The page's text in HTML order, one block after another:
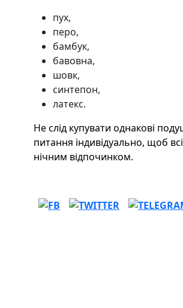
пух,
перо,
бамбук,
бавовна,
шовк,
синтепон,
латекс.
Не слід купувати однакові
питання індивідуально, щоб
нічним відпочинком.